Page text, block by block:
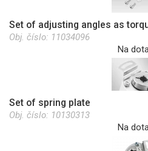
Set of adjusting angles as
Obj. číslo: 11034096
Na
Set of spring plate
Obj. číslo: 10130313
Na